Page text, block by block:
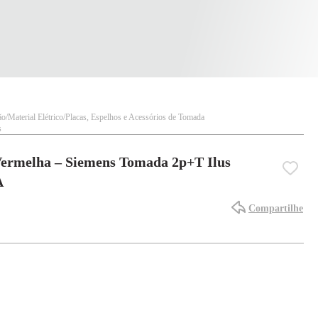
Material Elétrico Placas, Espelhos e Acessórios de Tomada
– Siemens Tomada 2p+T Ilus
Compartilhe